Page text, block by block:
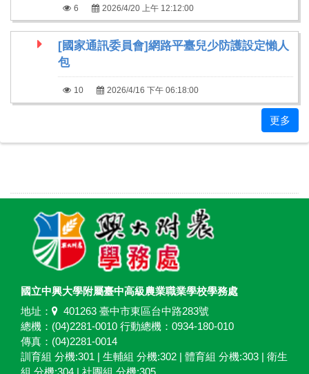
6 2026/4/20 上午 12:12:00
[國家通訊委員會]網路平臺兒少防護設定懶人
包
10 2026/4/16 下午 06:18:00
更多
國立中興大學附屬臺中高級農業職業學校學務處
地址：
401263 臺中市東區台中路283號
總機：(04)2281-0010 行動總機：0934-180-010
傳真：(04)2281-0014
訓育組 分機:301 | 生輔組 分機:302 | 體育組 分機:303 | 衛生